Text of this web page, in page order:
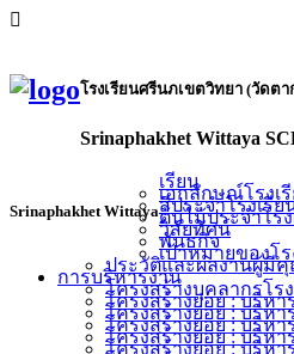
โรงเรียนศรีนภเขตวิทยา (วัดต
Srinaphakhet Wittaya
Srinaphakhet Wittaya
เรียน
เอกลักษณ์โรงเ
สีประจำโรงเรีย
ต้นไม้ประจำโรง
วิสัยทัศน์
พันธกิจ
เป้าหมายของโร
ประวัติและผลงานผู้มี
การบริหารงาน
โครงสร้างบุคลากรโร
โครงสร้างย่อย : บริหา
โครงสร้างย่อย : บริห
โครงสร้างย่อย : บริห
โครงสร้างย่อย : บริห
โครงสร้างย่อย : บริห